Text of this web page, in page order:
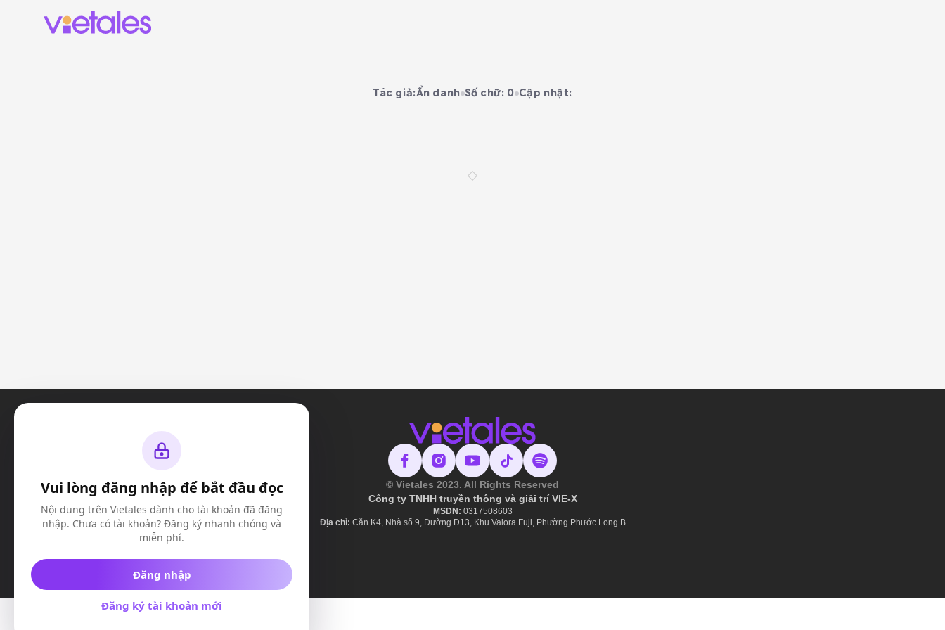
Tác giả:Ẩn danh Số chữ: 0 Cập nhật:
Vui lòng đăng nhập để bắt đầu đọc
Nội dung trên Vietales dành cho tài khoản đã đăng
nhập. Chưa có tài khoản? Đăng ký nhanh chóng và
miễn phí.
Đăng nhập
Đăng ký tài khoản mới
© Vietales 2023. All Rights Reserved
Công ty TNHH truyền thông và giải trí VIE-X
MSDN: ​ 0317508603
Địa chỉ: Căn K4, Nhà số 9, Đường D13, Khu Valora Fuji, Phường Phước Long B